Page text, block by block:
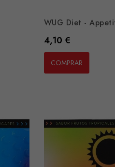
WUG Diet -
Preço
4,10 €
COMPRAR